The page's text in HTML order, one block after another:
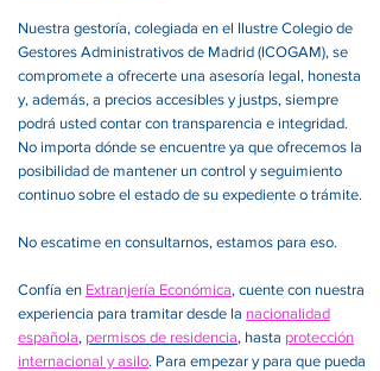
Nuestra gestoría, colegiada en el Ilustre Colegio de
Gestores Administrativos de Madrid (ICOGAM), se
compromete a ofrecerte una asesoría legal, honesta
y, además, a precios accesibles y justps, siempre
podrá usted contar con transparencia e integridad.
No importa dónde se encuentre ya que ofrecemos la
posibilidad de mantener un control y seguimiento
continuo sobre el estado de su expediente o trámite.
No escatime en consultarnos, estamos para eso.
Confía en Extranjería Económica, cuente con nuestra
experiencia para tramitar desde la nacionalidad
española, permisos de residencia, hasta protección
internacional y asilo. Para empezar y para que pueda